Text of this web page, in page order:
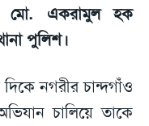
মো. একরামুল হক
পুলিশ।
নগরীর চান্দগাঁও
চালিয়ে তাকে